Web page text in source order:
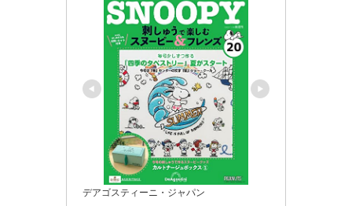
デアゴスティーニ・ジャパン